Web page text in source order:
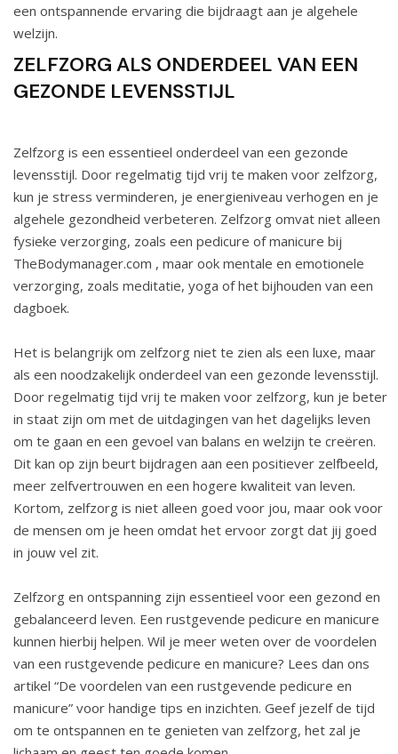
een ontspannende ervaring die bijdraagt aan je algehele
welzijn.
ZELFZORG ALS ONDERDEEL VAN EEN
GEZONDE LEVENSSTIJL
Zelfzorg is een essentieel onderdeel van een gezonde
levensstijl. Door regelmatig tijd vrij te maken voor zelfzorg,
kun je stress verminderen, je energieniveau verhogen en je
algehele gezondheid verbeteren. Zelfzorg omvat niet alleen
fysieke verzorging, zoals een pedicure of manicure bij
TheBodymanager.com , maar ook mentale en emotionele
verzorging, zoals meditatie, yoga of het bijhouden van een
dagboek.
Het is belangrijk om zelfzorg niet te zien als een luxe, maar
als een noodzakelijk onderdeel van een gezonde levensstijl.
Door regelmatig tijd vrij te maken voor zelfzorg, kun je beter
in staat zijn om met de uitdagingen van het dagelijks leven
om te gaan en een gevoel van balans en welzijn te creëren.
Dit kan op zijn beurt bijdragen aan een positiever zelfbeeld,
meer zelfvertrouwen en een hogere kwaliteit van leven.
Kortom, zelfzorg is niet alleen goed voor jou, maar ook voor
de mensen om je heen omdat het ervoor zorgt dat jij goed
in jouw vel zit.
Zelfzorg en ontspanning zijn essentieel voor een gezond en
gebalanceerd leven. Een rustgevende pedicure en manicure
kunnen hierbij helpen. Wil je meer weten over de voordelen
van een rustgevende pedicure en manicure? Lees dan ons
artikel “De voordelen van een rustgevende pedicure en
manicure” voor handige tips en inzichten. Geef jezelf de tijd
om te ontspannen en te genieten van zelfzorg, het zal je